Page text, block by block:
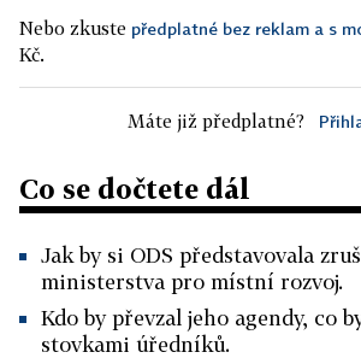
Nebo zkuste předplatné bez reklam a s
Kč.
Máte již předplatné?
Co se dočtete dál
Jak by si ODS představovala
ministerstva pro místní rozvoj.
Kdo by převzal jeho agendy, co
stovkami úředníků.